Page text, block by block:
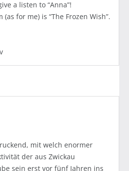
a listen to “Anna”!
for me) is “The Frozen Wish”.
mit welch enormer
der aus Zwickau
sein erst vor fünf Jahren ins